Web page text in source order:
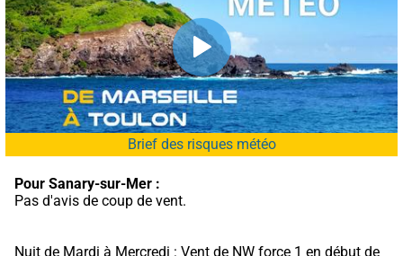
Brief des risques météo
Pour Sanary-sur-Mer :
Pas d'avis de coup de vent.
Nuit de Mardi à Mercredi : Vent de NW force 1 en début de